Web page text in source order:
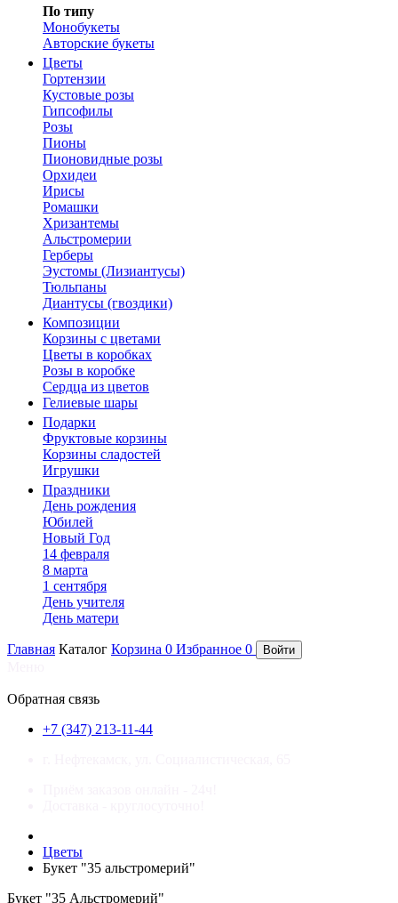
По типу
Монобукеты
Авторские букеты
Цветы
Гортензии
Кустовые розы
Гипсофилы
Розы
Пионы
Пионовидные розы
Орхидеи
Ирисы
Ромашки
Хризантемы
Альстромерии
Герберы
Эустомы (Лизиантусы)
Тюльпаны
Диантусы (гвоздики)
Композиции
Корзины с цветами
Цветы в коробках
Розы в коробке
Сердца из цветов
Гелиевые шары
Подарки
Фруктовые корзины
Корзины сладостей
Игрушки
Праздники
День рождения
Юбилей
Новый Год
14 февраля
8 марта
1 сентября
День учителя
День матери
Главная Каталог Корзина 0 Избранное 0 Войти
Обратная связь
+7 (347) 213-11-44
Цветы
Букет "35 альстромерий"
Букет "35 Альстромерий"